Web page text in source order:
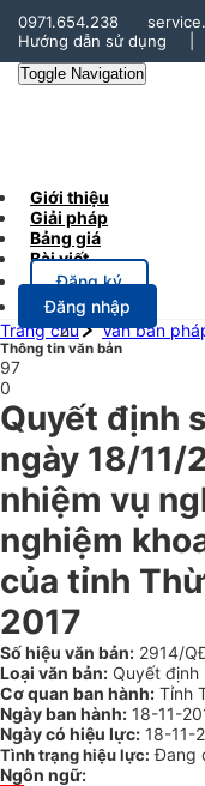
0971.654.238
Hướng dẫn sử dụng
Toggle Navigation
Giới thiệu
Giải pháp
Bảng giá
Bài viết
Đăng ký
Đăng nhập
Trang chủ
Văn bản
Thông tin văn bản
97
0
Quyết định
ngày 18/11/
nhiệm vụ
nghiệm
của tỉnh
2017
Số hiệu văn bản: 2914/
Loại văn bản: Quyết định
Cơ quan ban hành: Tỉnh
Ngày ban hành: 18-11-
Ngày có hiệu lực: 18-11-
Tình trạng hiệu lực: Đang
Ngôn ngữ: